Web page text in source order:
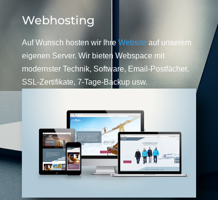
Webhosting
Auf Wunsch hosten wir Ihre Website auf unserem
eigenen Server. Wir bieten Webspace mit
modernster Technik, Software, Email-Postfächer,
SSL-Zertifikate, 7-Tage-Backup usw.